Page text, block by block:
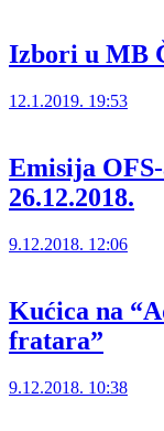
Izbori u MB
12.1.2019. 19:53
Emisija
26.12.2018.
9.12.2018. 12:06
Kućica na
fratara”
9.12.2018. 10:38